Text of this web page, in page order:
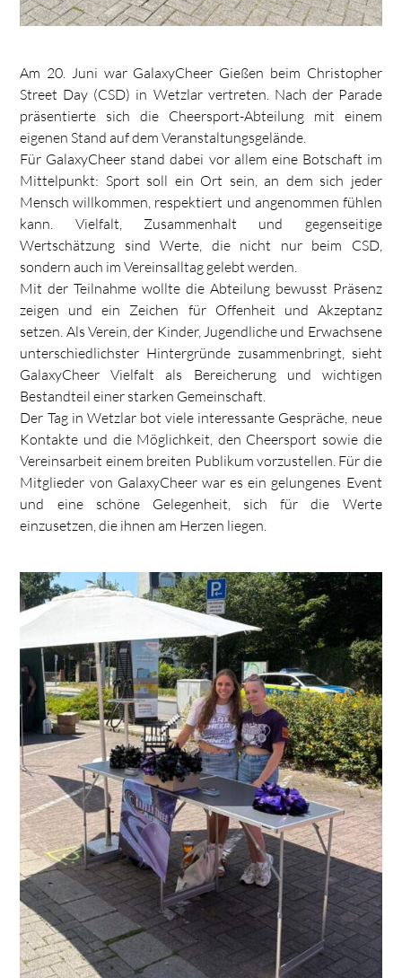
Am 20. Juni war GalaxyCheer Gießen beim Christopher
Street Day (CSD) in Wetzlar vertreten. Nach der Parade
präsentierte sich die Cheersport-Abteilung mit einem
eigenen Stand auf dem Veranstaltungsgelände.
Für GalaxyCheer stand dabei vor allem eine Botschaft im
Mittelpunkt: Sport soll ein Ort sein, an dem sich jeder
Mensch willkommen, respektiert und angenommen fühlen
kann. Vielfalt, Zusammenhalt und gegenseitige
Wertschätzung sind Werte, die nicht nur beim CSD,
sondern auch im Vereinsalltag gelebt werden.
Mit der Teilnahme wollte die Abteilung bewusst Präsenz
zeigen und ein Zeichen für Offenheit und Akzeptanz
setzen. Als Verein, der Kinder, Jugendliche und Erwachsene
unterschiedlichster Hintergründe zusammenbringt, sieht
GalaxyCheer Vielfalt als Bereicherung und wichtigen
Bestandteil einer starken Gemeinschaft.
Der Tag in Wetzlar bot viele interessante Gespräche, neue
Kontakte und die Möglichkeit, den Cheersport sowie die
Vereinsarbeit einem breiten Publikum vorzustellen. Für die
Mitglieder von GalaxyCheer war es ein gelungenes Event
und eine schöne Gelegenheit, sich für die Werte
einzusetzen, die ihnen am Herzen liegen.